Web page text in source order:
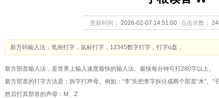
更新时间： 2026-02-07 14:51:00 点击次数：
新方码输入法，笔画打字，鼠标打字，12345数字打字，打字u盘，
新方部首输入法，是世界上输入速度最快的输入法。最快每分钟可打280字以上。
新方部首的打字方法是：拆字打声母。例如：“李”先把李字拆分成两个部首“木”、“
然后打其部首的声母：M、Z